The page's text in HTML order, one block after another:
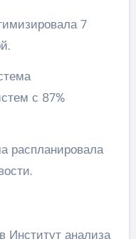
7
с 87%
распланировала
Институт анализа